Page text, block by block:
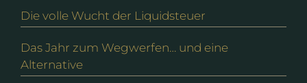
Die volle Wucht der Liquidsteuer
Das Jahr zum Wegwerfen… und eine
Alternative